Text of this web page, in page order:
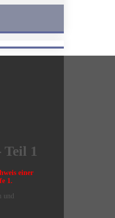
1
einer
1.
und